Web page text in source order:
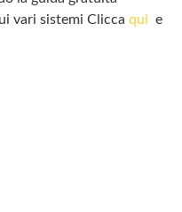
vari sistemi Clicca qui e